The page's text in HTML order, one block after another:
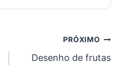
PRÓXIMO
Desenho de frutas